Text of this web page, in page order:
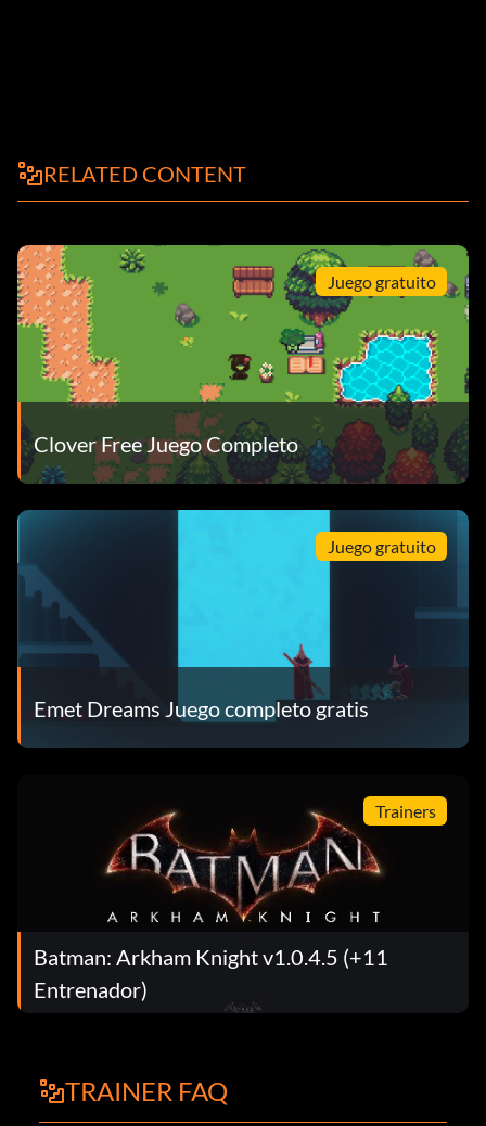
RELATED CONTENT
Juego gratuito
Clover Free Juego Completo
Juego gratuito
Emet Dreams Juego completo gratis
Trainers
Batman: Arkham Knight v1.0.4.5 (+11
Entrenador)
TRAINER FAQ